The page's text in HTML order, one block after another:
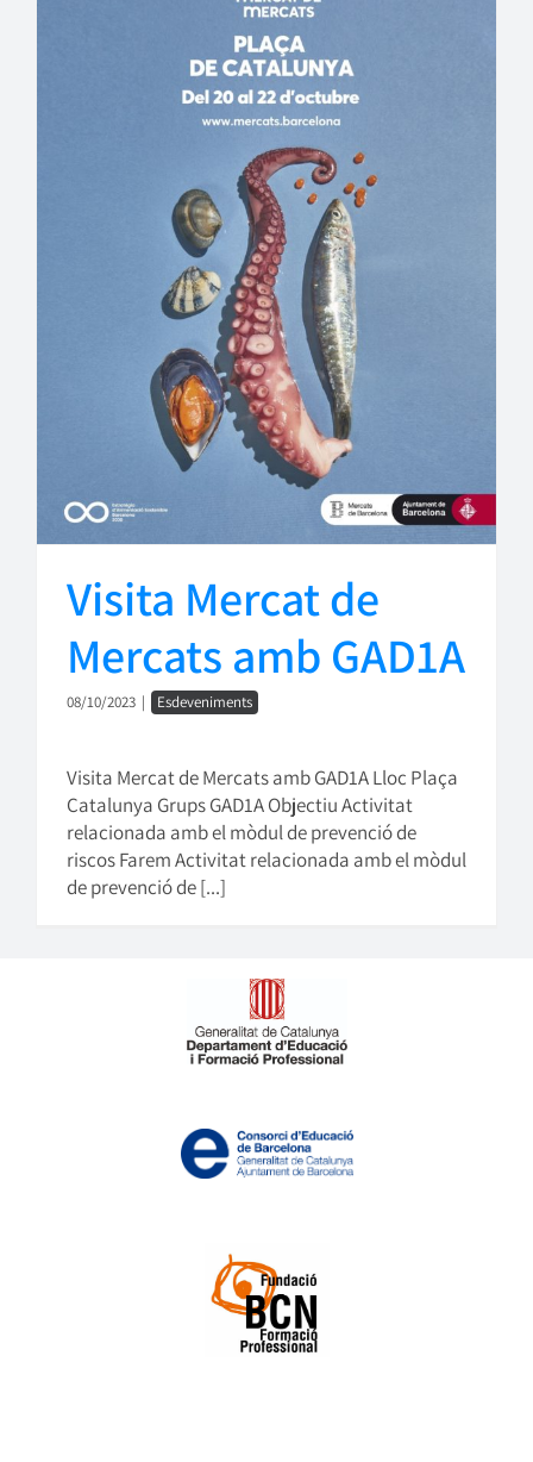
Visita Mercat de
Mercats amb GAD1A
08/10/2023 | Esdeveniments
Visita Mercat de Mercats amb GAD1A Lloc Plaça
Catalunya Grups GAD1A Objectiu Activitat
relacionada amb el mòdul de prevenció de
riscos Farem Activitat relacionada amb el mòdul
de prevenció de [...]